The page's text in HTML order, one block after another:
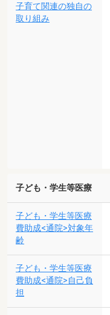
子育て関連の独自の
取り組み
子ども・学生等医療
子ども・学生等医療
費助成<通院>対象年
齢
子ども・学生等医療
費助成<通院>自己負
担